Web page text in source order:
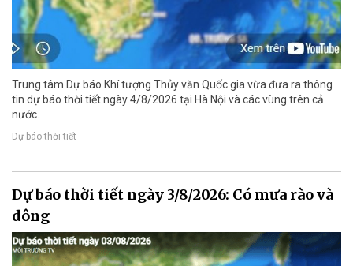
Trung tâm Dự báo Khí tượng Thủy văn Quốc gia vừa đưa ra thông
tin dự báo thời tiết ngày 4/8/2026 tại Hà Nội và các vùng trên cả
nước.
Dự báo thời tiết
Dự báo thời tiết ngày 3/8/2026: Có mưa rào và
dông